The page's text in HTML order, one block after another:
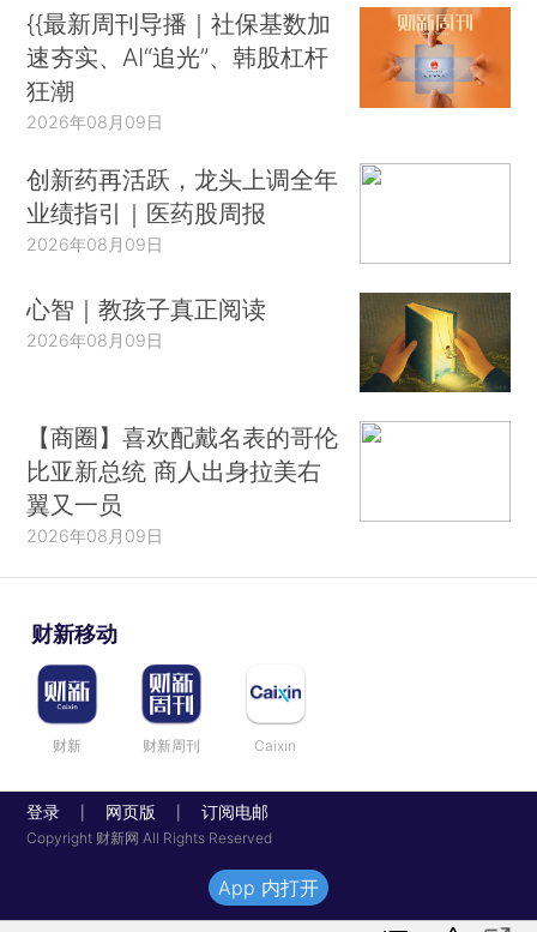
{{最新周刊导播｜社保基数加
速夯实、AI“追光”、韩股杠杆
狂潮
2026年08月09日
创新药再活跃，龙头上调全年
业绩指引｜医药股周报
2026年08月09日
心智｜教孩子真正阅读
2026年08月09日
【商圈】喜欢配戴名表的哥伦
比亚新总统 商人出身拉美右
翼又一员
2026年08月09日
财新移动
财新 财新周刊 Caixin
登录 网页版 订阅电邮
Copyright 财新网 All Rights Reserved
App 内打开